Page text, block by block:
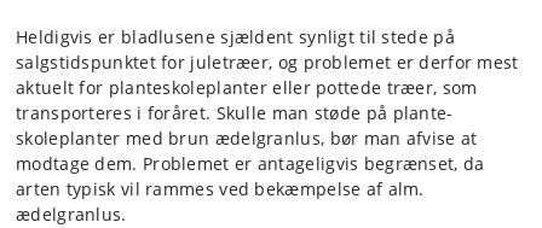
Heldigvis er bladlusene sjældent synligt til stede på
salgstidspunktet for juletræer, og problemet er derfor mest
aktuelt for planteskoleplanter eller pottede træer, som
transporteres i foråret. Skulle man støde på plante­
skoleplanter med brun ædelgranlus, bør man afvise at
modtage dem. Problemet er antageligvis begrænset, da
arten typisk vil rammes ved bekæmpelse af alm.
ædelgranlus.